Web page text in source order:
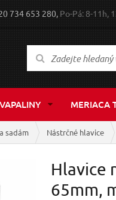
734 653 280, Po-Pá: 8-11h,
MERIACA
sadám Nástrčné hlavice
Hlavice
65mm,